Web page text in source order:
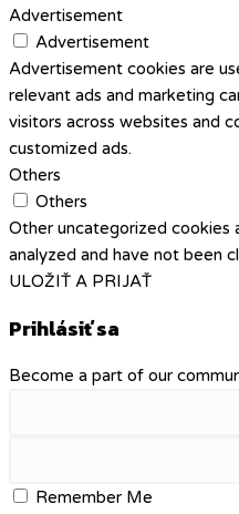
Advertisement
Advertisement
Advertisement cookies are
relevant ads and marketing
visitors across websites and
customized ads.
Others
Others
Other uncategorized cookies
analyzed and have not been
ULOŽIŤ A PRIJAŤ
Prihlásiť sa
Become a part of our
Remember Me